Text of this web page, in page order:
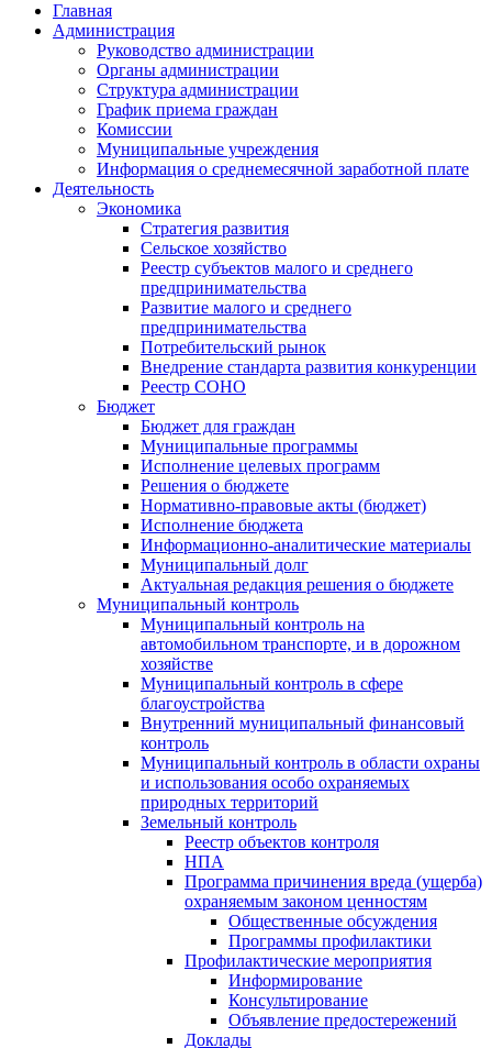
Главная
Администрация
Руководство администрации
Органы администрации
Структура администрации
График приема граждан
Комиссии
Муниципальные учреждения
Информация о среднемесячной заработной плате
Деятельность
Экономика
Стратегия развития
Сельское хозяйство
Реестр субъектов малого и среднего
предпринимательства
Развитие малого и среднего
предпринимательства
Потребительский рынок
Внедрение стандарта развития конкуренции
Реестр СОНО
Бюджет
Бюджет для граждан
Муниципальные программы
Исполнение целевых программ
Решения о бюджете
Нормативно-правовые акты (бюджет)
Исполнение бюджета
Информационно-аналитические материалы
Муниципальный долг
Актуальная редакция решения о бюджете
Муниципальный контроль
Муниципальный контроль на
автомобильном транспорте, и в дорожном
хозяйстве
Муниципальный контроль в сфере
благоустройства
Внутренний муниципальный финансовый
контроль
Муниципальный контроль в области охраны
и использования особо охраняемых
природных территорий
Земельный контроль
Реестр объектов контроля
НПА
Программа причинения вреда (ущерба)
охраняемым законом ценностям
Общественные обсуждения
Программы профилактики
Профилактические мероприятия
Информирование
Консультирование
Объявление предостережений
Доклады